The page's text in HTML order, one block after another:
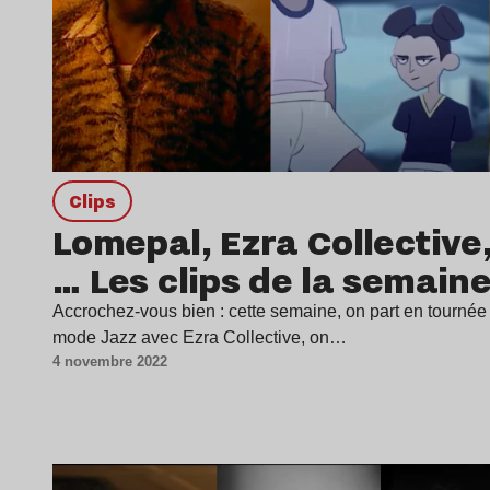
clips
Lomepal, Ezra
… Les clips de la semaine
Accrochez-vous bien : cette semaine, on part en
mode Jazz avec Ezra Collective, on…
4 novembre 2022